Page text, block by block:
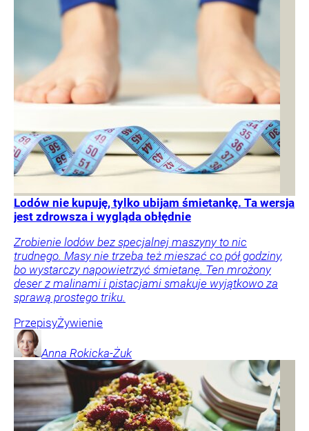
Lodów nie kupuję, tylko ubijam śmietankę. Ta wersja
jest zdrowsza i wygląda obłędnie
Zrobienie lodów bez specjalnej maszyny to nic
trudnego. Masy nie trzeba też mieszać co pół godziny,
bo wystarczy napowietrzyć śmietanę. Ten mrożony
deser z malinami i pistacjami smakuje wyjątkowo za
sprawą prostego triku.
PrzepisyŻywienie
Anna Rokicka-Żuk